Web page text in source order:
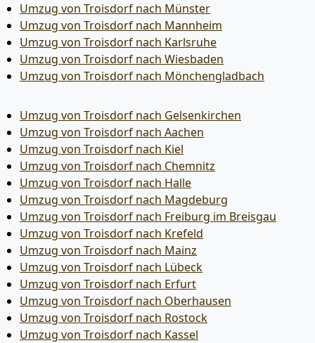
Umzug von Troisdorf nach Münster
Umzug von Troisdorf nach Mannheim
Umzug von Troisdorf nach Karlsruhe
Umzug von Troisdorf nach Wiesbaden
Umzug von Troisdorf nach Mönchen­gladbach
Umzug von Troisdorf nach Gelsenkirchen
Umzug von Troisdorf nach Aachen
Umzug von Troisdorf nach Kiel
Umzug von Troisdorf nach Chemnitz
Umzug von Troisdorf nach Halle
Umzug von Troisdorf nach Magdeburg
Umzug von Troisdorf nach Freiburg im Breisgau
Umzug von Troisdorf nach Krefeld
Umzug von Troisdorf nach Mainz
Umzug von Troisdorf nach Lübeck
Umzug von Troisdorf nach Erfurt
Umzug von Troisdorf nach Oberhausen
Umzug von Troisdorf nach Rostock
Umzug von Troisdorf nach Kassel